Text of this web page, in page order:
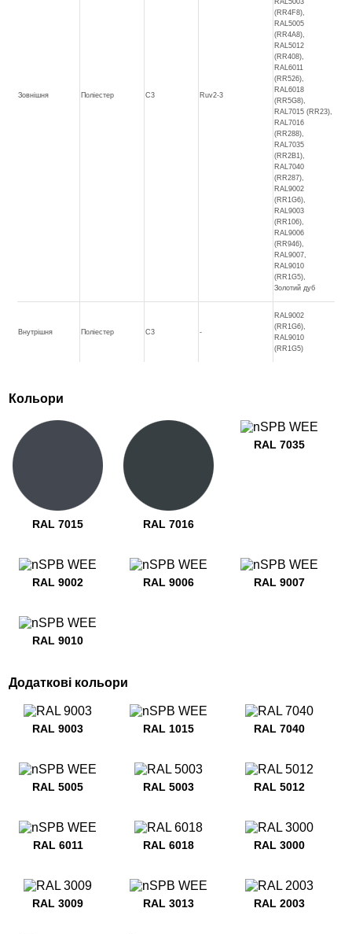
Зовнішня Поліестер C3 Ruv2-3
RAL5003
(RR4F8),
RAL5005
(RR4A8),
RAL5012
(RR408),
RAL6011
(RR526),
RAL6018
(RR5G8),
RAL7015 (RR23),
RAL7016
(RR288),
RAL7035
(RR2B1),
RAL7040
(RR287),
RAL9002
(RR1G6),
RAL9003
(RR106),
RAL9006
(RR946),
RAL9007,
RAL9010
(RR1G5),
Золотий дуб
Внутрішня Поліестер C3 -
RAL9002
(RR1G6),
RAL9010
(RR1G5)
Кольори
RAL 7015 RAL 7016
RAL 7035
RAL 9002 RAL 9006 RAL 9007
RAL 9010
Додаткові кольори
RAL 9003 RAL 1015 RAL 7040
RAL 5005 RAL 5003 RAL 5012
RAL 6011 RAL 6018 RAL 3000
RAL 3009 RAL 3013 RAL 2003